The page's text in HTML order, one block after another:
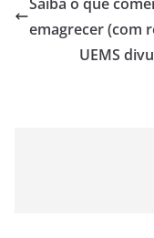
emagrecer (com
UEMS